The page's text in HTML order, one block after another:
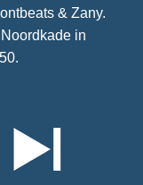
& Zany.
in